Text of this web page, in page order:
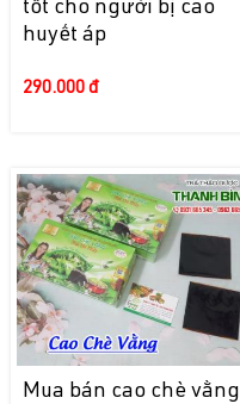
tốt cho người bị cao
huyết áp
290.000 đ
Mua bán cao chè vằng